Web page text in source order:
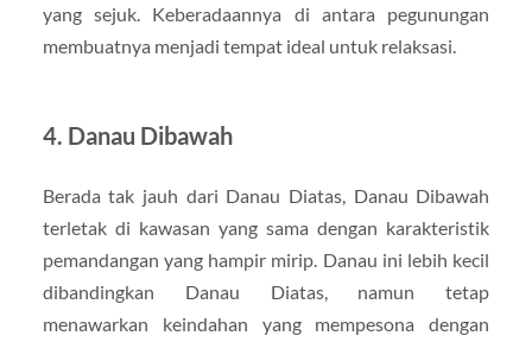
yang sejuk. Keberadaannya di antara pegunungan
membuatnya menjadi tempat ideal untuk relaksasi.
4. Danau Dibawah
Berada tak jauh dari Danau Diatas, Danau Dibawah
terletak di kawasan yang sama dengan karakteristik
pemandangan yang hampir mirip. Danau ini lebih kecil
dibandingkan Danau Diatas, namun tetap
menawarkan keindahan yang mempesona dengan